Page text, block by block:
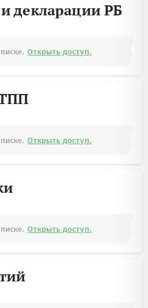
декларации РБ
Открыть доступ.
Открыть доступ.
Открыть доступ.